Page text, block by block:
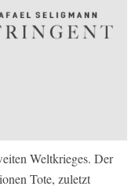
Weltkrieges. Der
Tote, zuletzt